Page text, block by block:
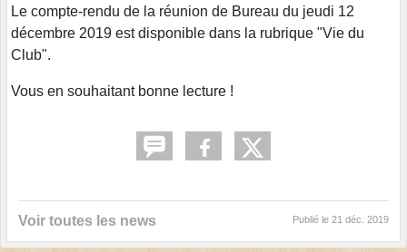
Le compte-rendu de la réunion de Bureau du jeudi 12
décembre 2019 est disponible dans la rubrique "Vie du
Club".
Vous en souhaitant bonne lecture !
Voir toutes les news Publié le 21 déc. 2019